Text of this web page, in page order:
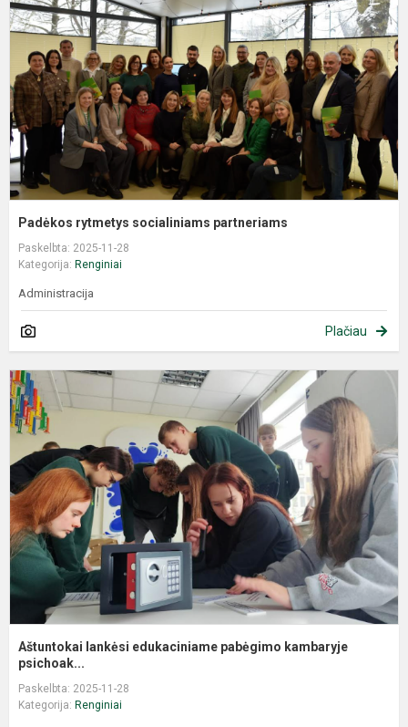
Padėkos rytmetys socialiniams partneriams
Paskelbta: 2025-11-28
Kategorija: Renginiai
Administracija
Plačiau
Aštuntokai lankėsi edukaciniame pabėgimo kambaryje
psichoak...
Paskelbta: 2025-11-28
Kategorija: Renginiai